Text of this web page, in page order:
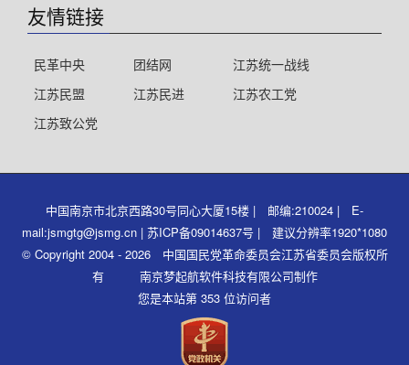
友情链接
民革中央 团结网
江苏统一战线
江苏民盟
江苏民进
江苏农工党
江苏致公党
中国南京市北京西路30号同心大厦15楼 | 邮编:210024 | E-
mail:jsmgtg@jsmg.cn | 苏ICP备09014637号 | 建议分辨率1920*1080
© Copyright 2004 - 2026 中国国民党革命委员会江苏省委员会版权所
有 南京梦起航软件科技有限公司制作
您是本站第 353 位访问者